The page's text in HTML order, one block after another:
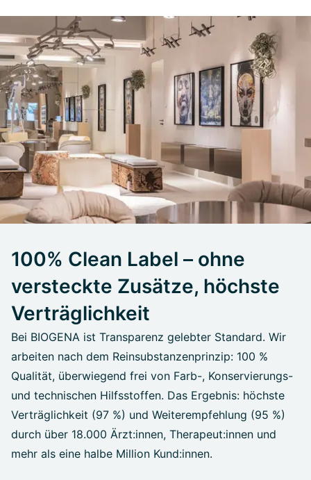
100% Clean Label – ohne
versteckte Zusätze, höchste
Verträglichkeit
Bei BIOGENA ist Transparenz gelebter Standard. Wir
arbeiten nach dem Reinsubstanzenprinzip: 100 %
Qualität, überwiegend frei von Farb-, Konservierungs-
und technischen Hilfsstoffen. Das Ergebnis: höchste
Verträglichkeit (97 %) und Weiterempfehlung (95 %)
durch über 18.000 Ärzt:innen, Therapeut:innen und
mehr als eine halbe Million Kund:innen.